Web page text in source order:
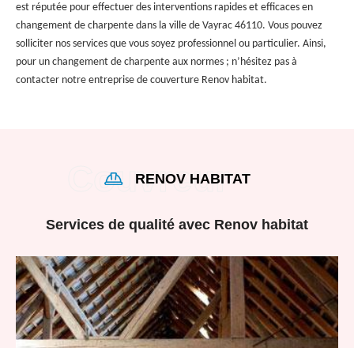
est réputée pour effectuer des interventions rapides et efficaces en
changement de charpente dans la ville de Vayrac 46110. Vous pouvez
solliciter nos services que vous soyez professionnel ou particulier. Ainsi,
pour un changement de charpente aux normes ; n’hésitez pas à
contacter notre entreprise de couverture Renov habitat.
RENOV HABITAT
Services de qualité avec Renov habitat